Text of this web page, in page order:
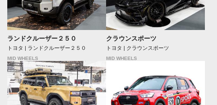
ランドクルーザー２５０
トヨタ | ランドクルーザー２５０
MID WHEELS
クラウンスポーツ
トヨタ | クラウンスポーツ
MID WHEELS